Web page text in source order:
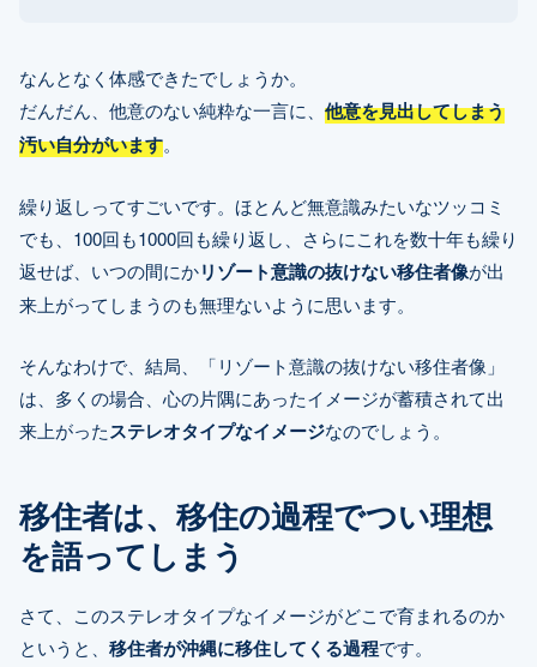
なんとなく体感できたでしょうか。
だんだん、他意のない純粋な一言に、 他意を見出してしまう
汚い自分がいます。
繰り返しってすごいです。ほとんど無意識みたいなツッコミ
でも、100回も1000回も繰り返し、さらにこれを数十年も繰り
返せば、いつの間にかリゾート意識の抜けない移住者像が出
来上がってしまうのも無理ないように思います。
そんなわけで、結局、「リゾート意識の抜けない移住者像」
は、多くの場合、心の片隅にあったイメージが蓄積されて出
来上がったステレオタイプなイメージなのでしょう。
移住者は、移住の過程でつい理想
を語ってしまう
さて、このステレオタイプなイメージがどこで育まれるのか
というと、 移住者が沖縄に移住してくる過程です。